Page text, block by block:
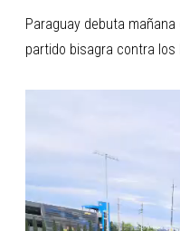
Paraguay debuta
partido bisagra contra los